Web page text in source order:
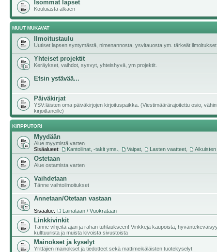
Isommat lapset
Kouluiästä alkaen
MUUT MUKAVAT
Ilmoitustaulu
Uutiset lapsen syntymästä, nimenannosta, ysvitauosta ym. tärkeät ilmoitukset
Yhteiset projektit
Keräykset, vaihdot, sysvyt, yhteishyvä, ym projektit.
Etsin ystävää...
Päiväkirjat
YSV:läisten oma päiväkirjojen kirjoituspaikka. (Viestimäärärajoitettu osio,
kirjoittaneille)
KIRPPUTORI
Myydään
Alue myymistä varten
Sisäalueet:
Kantoliinat, -takit yms. Vaipat Lasten vaatteet
Ostetaan
Alue ostamista varten
Vaihdetaan
Tänne vaihtoilmoitukset
Annetaan/Otetaan vastaan
Sisäalue: Lainataan / Vuokrataan
Linkkivinkit
Tänne vihjeitä ajan ja rahan tuhlaukseen! Vinkkejä kaupoista,
kulttuurista ja muista kivoista sivustoista
Mainokset ja kyselyt
Yrittäjien mainokset ja tiedotteet sekä mattimeikäläisten tuotekyselyt